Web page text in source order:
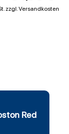
zzgl. Versandkosten
Red